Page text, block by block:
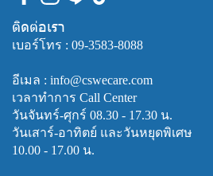
ติดต่อเรา
เบอร์โทร : 09-3583-8088
อีเมล : info@cswecare.com
เวลาทำการ Call Center
วันจันทร์-ศุกร์ 08.30 - 17.30 น.
วันเสาร์-อาทิตย์ และวันหยุดพิเศษ
10.00 - 17.00 น.